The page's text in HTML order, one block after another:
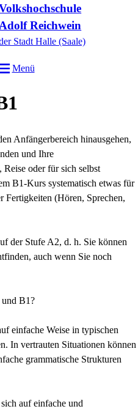
Adolf Reichwein
Stadt Halle (Saale)
Menü
Anfängerbereich hinausgehen,
und Ihre
oder für sich selbst
B1-Kurs systematisch etwas für
Fertigkeiten (Hören, Sprechen,
der Stufe A2, d. h. Sie können
auch wenn Sie noch
und B1?
einfache Weise in typischen
In vertrauten Situationen können
grammatische Strukturen
auf einfache und